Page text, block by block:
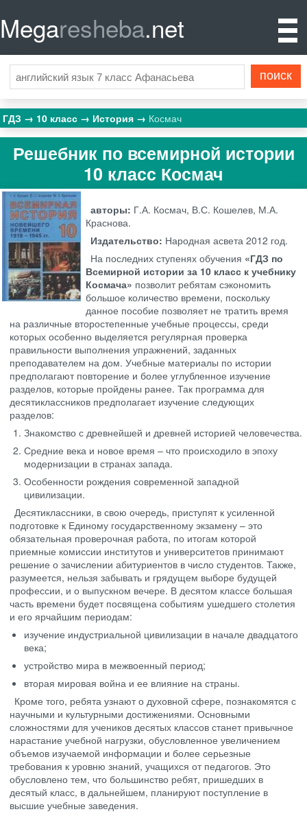
Megaresheba.net
ГДЗ 10 класс История Космач
Решебник по всемирной истории
10 класс Космач
авторы: Г.А. Космач, В.С. Кошелев, М.А.
Краснова.
Издательство: Народная асвета 2012 год.
На последних ступенях обучения «ГДЗ по
Всемирной истории за 10 класс к учебнику
Космача» позволит ребятам сэкономить
большое количество времени, поскольку
данное пособие позволяет не тратить время
на различные второстепенные учебные процессы, среди
которых особенно выделяется регулярная проверка
правильности выполнения упражнений, заданных
преподавателем на дом. Учебные материалы по истории
предполагают повторение и более углубленное изучение
разделов, которые пройдены ранее. Так программа для
десятиклассников предполагает изучение следующих
разделов:
Знакомство с древнейшей и древней историей человечества.
Средние века и новое время – что происходило в эпоху
модернизации в странах запада.
Особенности рождения современной западной
цивилизации.
Десятиклассники, в свою очередь, приступят к усиленной
подготовке к Единому государственному экзамену – это
обязательная проверочная работа, по итогам которой
приемные комиссии институтов и университетов принимают
решение о зачислении абитуриентов в число студентов. Также,
разумеется, нельзя забывать и грядущем выборе будущей
профессии, и о выпускном вечере. В десятом классе большая
часть времени будет посвящена событиям ушедшего столетия
и его ярчайшим периодам:
изучение индустриальной цивилизации в начале двадцатого
века;
устройство мира в межвоенный период;
вторая мировая война и ее влияние на страны.
Кроме того, ребята узнают о духовной сфере, познакомятся с
научными и культурными достижениями. Основными
сложностями для учеников десятых классов станет привычное
нарастание учебной нагрузки, обусловленное увеличением
объемов изучаемой информации и более серьезные
требования к уровню знаний, учащихся от педагогов. Это
обусловлено тем, что большинство ребят, пришедших в
десятый класс, в дальнейшем, планируют поступление в
высшие учебные заведения.